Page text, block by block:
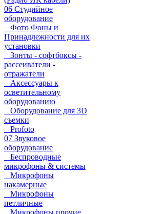
06 Студийное
оборудование
Фото Фоны и
Принадлежности для их
установки
Зонты - софтбоксы -
рассеиватели -
отражатели
Аксессуары к
осветительному
оборудованию
Оборудование для 3D
съемки
Profoto
07 Звуковое
оборудование
Беспроводные
микрофоны & системы
Микрофоны
накамерные
Микрофоны
петличные
Микрофоны прочие